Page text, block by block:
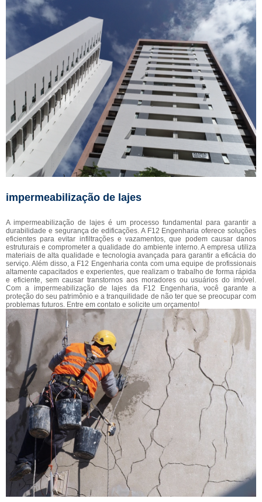
impermeabilização de lajes
A impermeabilização de lajes é um processo fundamental para garantir a
durabilidade e segurança de edificações. A F12 Engenharia oferece soluções
eficientes para evitar infiltrações e vazamentos, que podem causar danos
estruturais e comprometer a qualidade do ambiente interno. A empresa utiliza
materiais de alta qualidade e tecnologia avançada para garantir a eficácia do
serviço. Além disso, a F12 Engenharia conta com uma equipe de profissionais
altamente capacitados e experientes, que realizam o trabalho de forma rápida
e eficiente, sem causar transtornos aos moradores ou usuários do imóvel.
Com a impermeabilização de lajes da F12 Engenharia, você garante a
proteção do seu patrimônio e a tranquilidade de não ter que se preocupar com
problemas futuros. Entre em contato e solicite um orçamento!